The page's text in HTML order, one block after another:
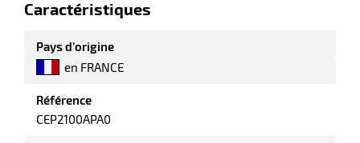
Caractéristiques
Pays d’origine
en FRANCE
Référence
CEP2100APA0